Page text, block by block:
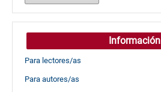
Información
Para lectores/as
Para autores/as